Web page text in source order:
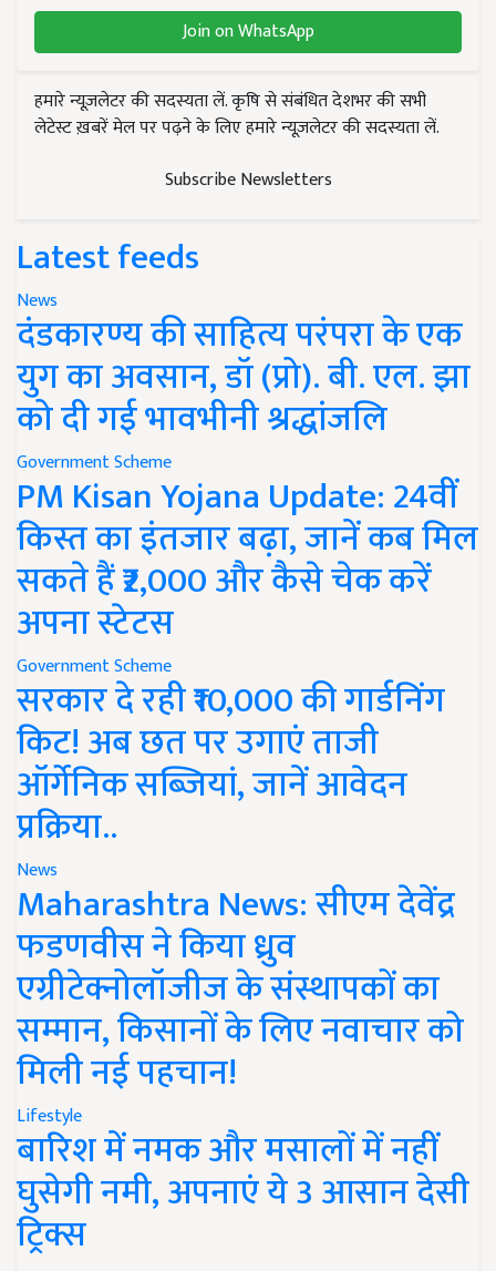
Join on WhatsApp
हमारे न्यूज़लेटर की सदस्यता लें. कृषि से संबंधित देशभर की सभी
लेटेस्ट ख़बरें मेल पर पढ़ने के लिए हमारे न्यूज़लेटर की सदस्यता लें.
Subscribe Newsletters
Latest feeds
News
दंडकारण्य की साहित्य परंपरा के एक
युग का अवसान, डॉ (प्रो). बी. एल. झा
को दी गई भावभीनी श्रद्धांजलि
Government Scheme
PM Kisan Yojana Update: 24वीं
किस्त का इंतजार बढ़ा, जानें कब मिल
सकते हैं ₹2,000 और कैसे चेक करें
अपना स्टेटस
Government Scheme
सरकार दे रही ₹10,000 की गार्डनिंग
किट! अब छत पर उगाएं ताजी
ऑर्गेनिक सब्जियां, जानें आवेदन
प्रक्रिया..
News
Maharashtra News: सीएम देवेंद्र
फडणवीस ने किया ध्रुव
एग्रीटेक्नोलॉजीज के संस्थापकों का
सम्मान, किसानों के लिए नवाचार को
मिली नई पहचान!
Lifestyle
बारिश में नमक और मसालों में नहीं
घुसेगी नमी, अपनाएं ये 3 आसान देसी
ट्रिक्स